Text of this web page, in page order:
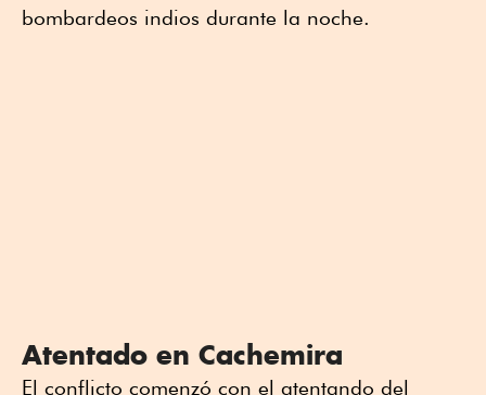
bombardeos indios durante la noche.
Atentado en Cachemira
El conflicto comenzó con el atentando del